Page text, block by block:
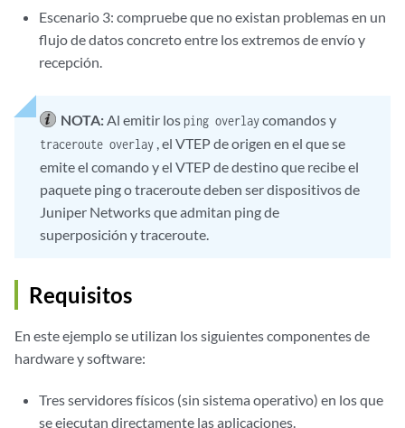
Escenario 3: compruebe que no existan problemas en un
flujo de datos concreto entre los extremos de envío y
recepción.
NOTA:Al emitir losping overlaycomandos y
traceroute overlay , el VTEP de origen en el que se
emite el comando y el VTEP de destino que recibe el
paquete ping o traceroute deben ser dispositivos de
Juniper Networks que admitan ping de
superposición y traceroute.
Requisitos
En este ejemplo se utilizan los siguientes componentes de
hardware y software:
Tres servidores físicos (sin sistema operativo) en los que
se ejecutan directamente las aplicaciones.